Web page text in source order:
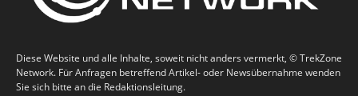
Diese Website und alle Inhalte, soweit nicht anders vermerkt, © TrekZone
Network. Für Anfragen betreffend Artikel- oder Newsübernahme wenden
Sie sich bitte an die Redaktionsleitung.